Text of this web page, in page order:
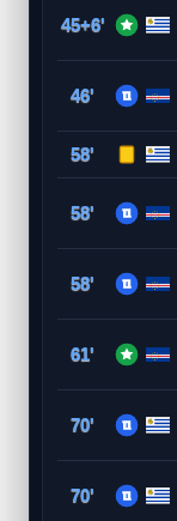
45+6'
46'
58'
58'
58'
61'
70'
70'